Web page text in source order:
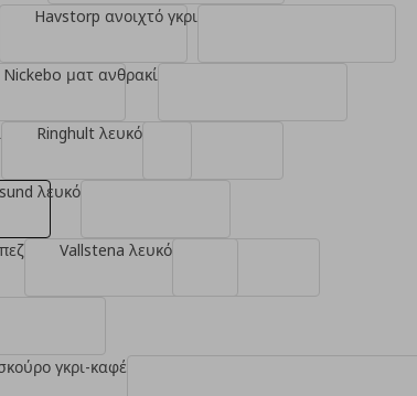
Havstorp ανοιχτό γκρι
Nickebo ματ ανθρακί
Ringhult λευκό
λευκό
Vallstena λευκό
γκρι-καφέ